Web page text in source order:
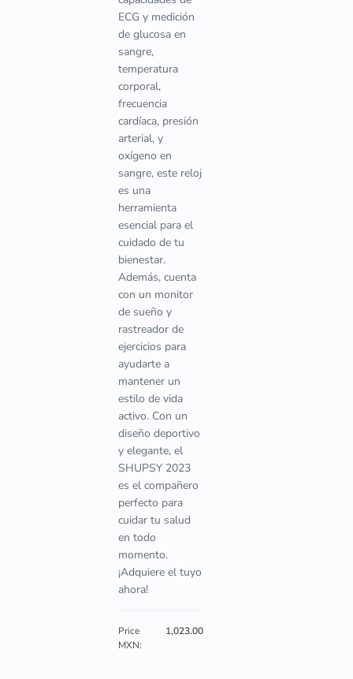
ECG y medición
de glucosa en
sangre,
temperatura
corporal,
frecuencia
cardíaca, presión
arterial, y
oxígeno en
sangre, este reloj
es una
herramienta
esencial para el
cuidado de tu
bienestar.
Además, cuenta
con un monitor
de sueño y
rastreador de
ejercicios para
ayudarte a
mantener un
estilo de vida
activo. Con un
diseño deportivo
y elegante, el
SHUPSY 2023
es el compañero
perfecto para
cuidar tu salud
en todo
momento.
¡Adquiere el tuyo
ahora!
Price
MXN:
1,023.00